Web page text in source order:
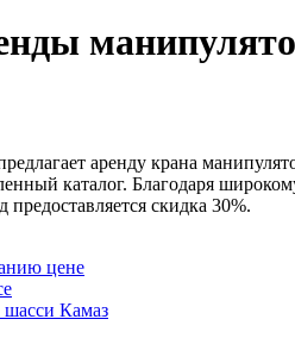
аренду крана
каталог. Благодаря
скидка 30%.
цене
шасси Камаз